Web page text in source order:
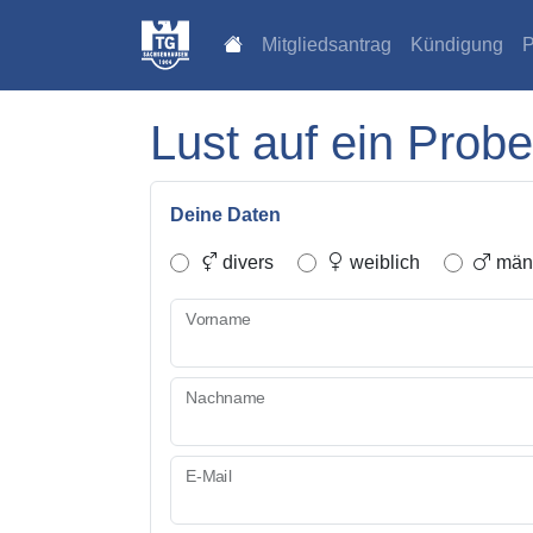
Mitgliedsantrag Kündigung
Lust auf ein
Deine Daten
divers weiblich
Vorname
Nachname
E-Mail